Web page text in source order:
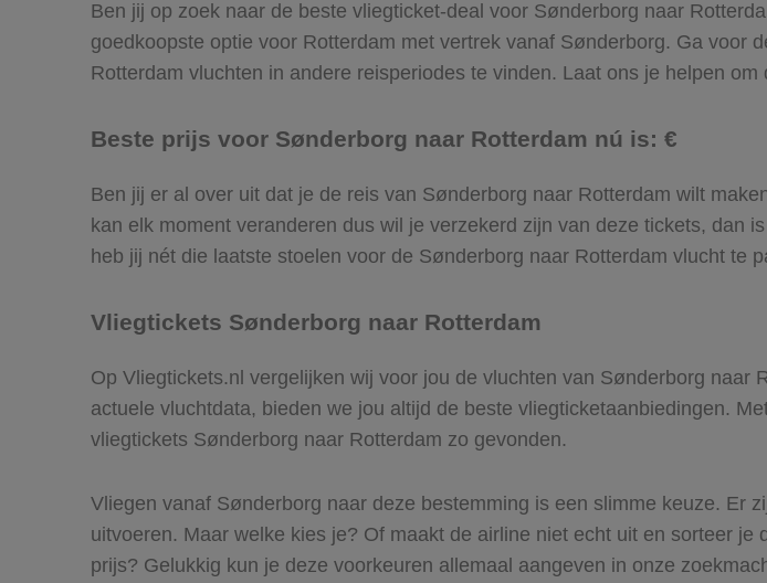
Ben jij op zoek naar de beste vliegticket-deal voor Sønderborg naar
goedkoopste optie voor Rotterdam met vertrek vanaf Sønderborg. Ga voor
Rotterdam vluchten in andere reisperiodes te vinden. Laat ons je helpen
Beste prijs voor Sønderborg naar Rotterdam nú is: €
Ben jij er al over uit dat je de reis van Sønderborg naar Rotterdam wilt
kan elk moment veranderen dus wil je verzekerd zijn van deze tickets, dan
heb jij nét die laatste stoelen voor de Sønderborg naar Rotterdam vlucht te
Vliegtickets Sønderborg naar Rotterdam
Op Vliegtickets.nl vergelijken wij voor jou de vluchten van Sønderborg
actuele vluchtdata, bieden we jou altijd de beste vliegticketaanbiedingen.
vliegtickets Sønderborg naar Rotterdam zo gevonden.
Vliegen vanaf Sønderborg naar deze bestemming is een slimme keuze. Er
uitvoeren. Maar welke kies je? Of maakt de airline niet echt uit en sorteer
prijs? Gelukkig kun je deze voorkeuren allemaal aangeven in onze